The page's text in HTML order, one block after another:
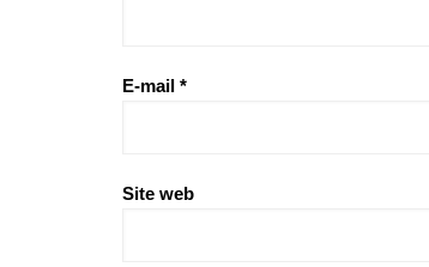
E-mail *
Site web